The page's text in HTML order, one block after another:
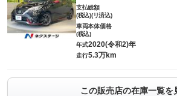
支払総額
(税込)(リ済込)
車両本体価格
(税込)
年式2020(令和2)年
走行5.3万km
この販売店の在庫一覧を